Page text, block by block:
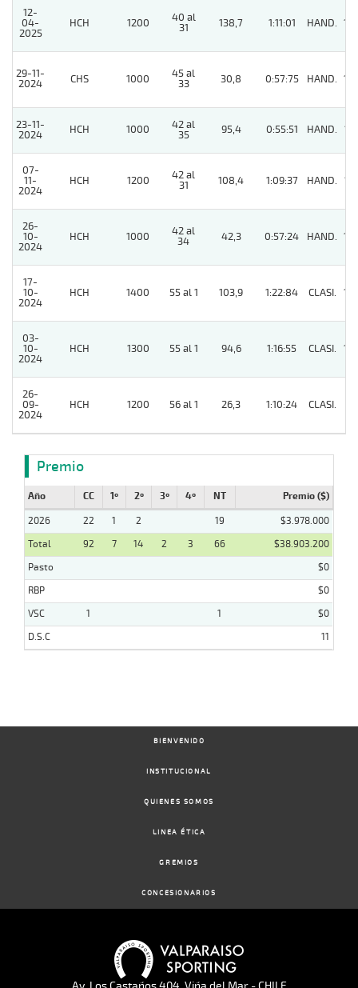
12-
04-
2025
HCH 1200
40 al
31
138,7 1:11:01 HAND. 14
29-11-
2024
CHS 1000
45 al
33
30,8 0:57:75 HAND. 10
23-11-
2024
HCH 1000
42 al
35
95,4 0:55:51 HAND. 12
07-
11-
2024
HCH 1200
42 al
31
108,4 1:09:37 HAND. 12
26-
10-
2024
HCH 1000
42 al
34
42,3 0:57:24 HAND. 10
17-
10-
2024
HCH 1400 55 al 1 103,9 1:22:84 CLASI. 10
03-
10-
2024
HCH 1300 55 al 1 94,6 1:16:55 CLASI. 14
26-
09-
2024
HCH 1200 56 al 1 26,3 1:10:24 CLASI.
Premio
Año CC 1º 2º 3º 4º NT Premio ($)
2026 22 1 2 19
$3.978.000
Total
92 7 14 2 3 66
$38.903.200
Pasto
$0
RBP
$0
VSC
1 1
$0
D.S.C
11
BIENVENIDO
INSTITUCIONAL
QUIENES SOMOS
LINEA ÉTICA
GREMIOS
CONCESIONARIOS